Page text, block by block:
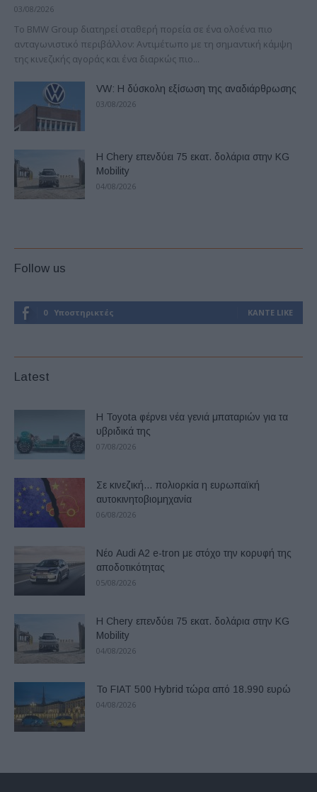
03/08/2026
Το BMW Group διατηρεί σταθερή πορεία σε ένα ολοένα πιο
ανταγωνιστικό περιβάλλον: Αντιμέτωπο με τη σημαντική κάμψη
της κινεζικής αγοράς και ένα διαρκώς πιο...
VW: Η δύσκολη εξίσωση της αναδιάρθρωσης
03/08/2026
Η Chery επενδύει 75 εκατ. δολάρια στην KG
Mobility
04/08/2026
Follow us
0 Υποστηρικτές ΚΆΝΤΕ LIKE
Latest
Η Toyota φέρνει νέα γενιά μπαταριών για τα
υβριδικά της
07/08/2026
Σε κινεζική… πολιορκία η ευρωπαϊκή
αυτοκινητοβιομηχανία
06/08/2026
Νέο Audi A2 e-tron με στόχο την κορυφή της
αποδοτικότητας
05/08/2026
Η Chery επενδύει 75 εκατ. δολάρια στην KG
Mobility
04/08/2026
Το FIAT 500 Hybrid τώρα από 18.990 ευρώ
04/08/2026